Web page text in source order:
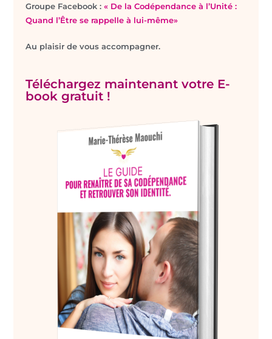
Groupe Facebook :« De la Codépendance à l’Unité :
Quand l’Être se rappelle à lui-même»
Au plaisir de vous accompagner.
Téléchargez maintenant votre E-
book gratuit !